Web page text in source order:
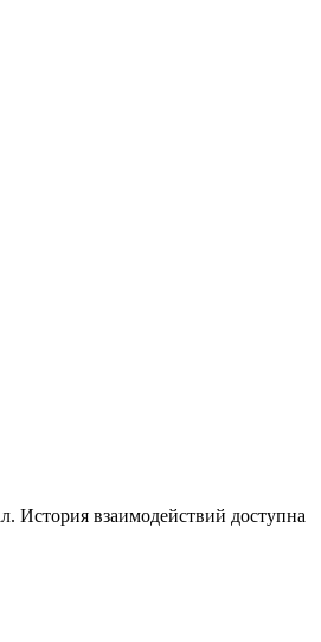
История взаимодействий доступна